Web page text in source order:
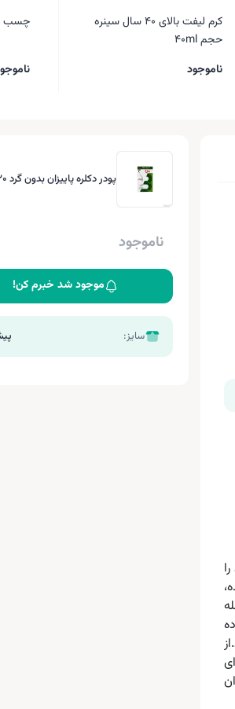
کرم لیفت بالای ۴۰ سال سینره
حجم ۴۰ml
ناموجود
چسب
پودر دکلره پاییزان بدون گرد 20 گرم
ناموجود
موجود شد خبرم کن!
سایز: